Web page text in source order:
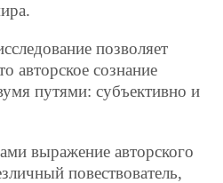
позволяет
авторское сознание
путями: субъективно и
выражение авторского
повествователь,